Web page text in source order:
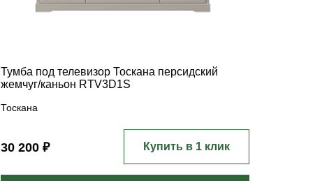
Тумба под телевизор Тоскана персидский
жемчуг/каньон RTV3D1S
Тоскана
30 200 ₽ Купить в 1 клик